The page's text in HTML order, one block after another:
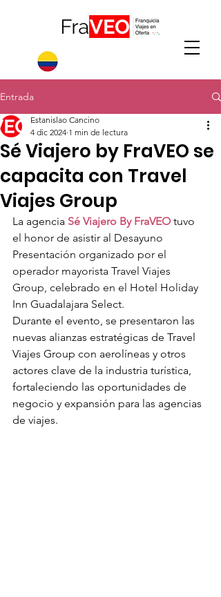
Entrada
Sé Viajero by FraVEO se
capacita con Travel
Viajes Group
Estanislao Cancino
4 dic 2024 1 min de lectura
La agencia Sé Viajero By FraVEO tuvo
el honor de asistir al Desayuno
Presentación organizado por el
operador mayorista Travel Viajes
Group, celebrado en el Hotel Holiday
Inn Guadalajara Select.
Durante el evento, se presentaron las
nuevas alianzas estratégicas de Travel
Viajes Group con aerolíneas y otros
actores clave de la industria turística,
fortaleciendo las oportunidades de
negocio y expansión para las agencias
de viajes.